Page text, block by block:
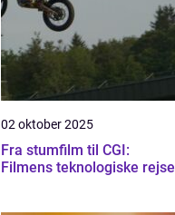
02 oktober 2025
Fra stumfilm til CGI:
Filmens teknologiske rejse